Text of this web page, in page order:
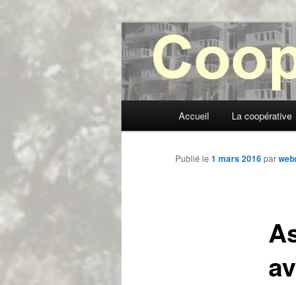
contenu
principal
Accueil La coopérative
Publié le 1 mars 2016par